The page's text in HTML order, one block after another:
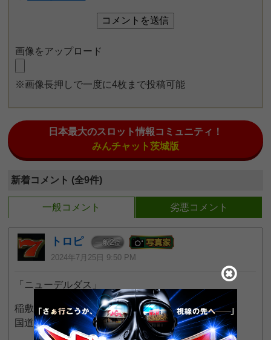
画像をアップロード
※画像長押しで一度に4枚まで投稿可能
日本最大のスロット情報コミュニティ！
みんチャット茨城版
新着コメント (全9件)
一般コメント 劣悪コメント
トロピ 一般2位
2024年7月25日 9:50 PM
「ニューデルダス」
稲敷市南西部 角崎交差点に近い
国道408号線沿いの中型店